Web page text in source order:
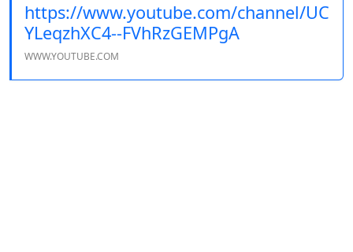
https://www.youtube.com/channel/UC
YLeqzhXC4--FVhRzGEMPgA
WWW.YOUTUBE.COM